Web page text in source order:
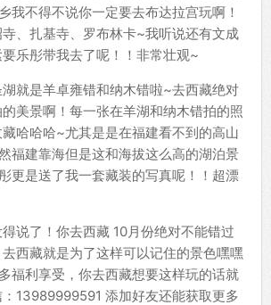
我不得不说你一定要去布达拉宫玩啊！
、扎基寺、罗布林卡~我听说还有文成
乐彤带我去了呢！！非常壮观~
就是羊卓雍错和纳木错啦~去西藏绝对
美景啊！每一张在羊湖和纳木错拍的照
哈哈哈~尤其是是在福建看不到的高山
福建靠海但是这和海拔这么高的湖泊景
更是送了我一套藏装的写真呢！！超漂
说了！你去西藏 10月份绝对不能错过
西藏就是为了这样可以记住的景色嘿嘿
福利享受，你去西藏想要这样玩的话就
13989999591 添加好友还能获取更多